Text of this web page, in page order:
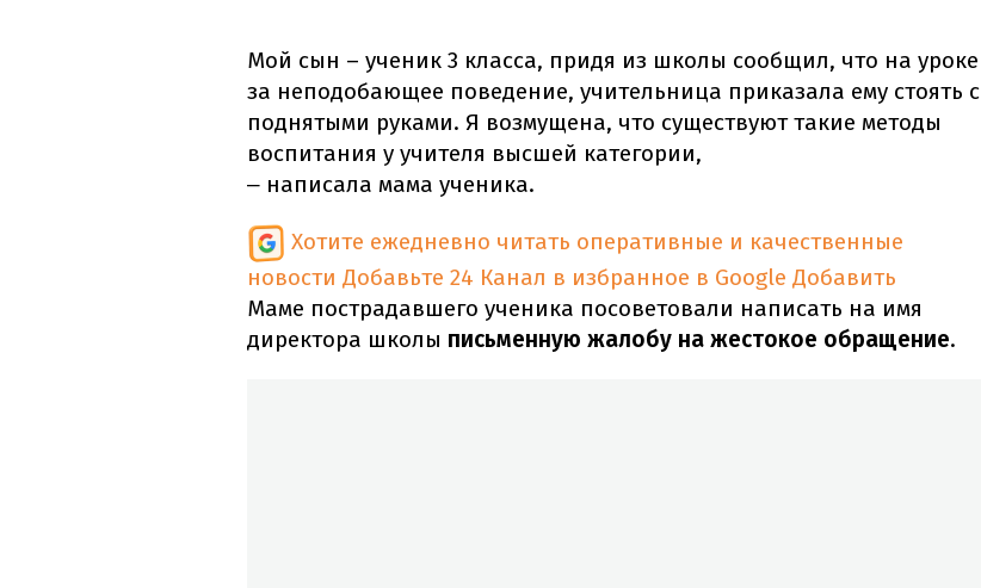
Мой сын – ученик 3 класса, придя из школы сообщил, что на уроке
за неподобающее поведение, учительница приказала ему стоять с
поднятыми руками. Я возмущена, что существуют такие методы
воспитания у учителя высшей категории,
– написала мама ученика.
Хотите ежедневно читать оперативные и качественные
новости Добавьте 24 Канал в избранное в Google Добавить
Маме пострадавшего ученика посоветовали написать на имя
директора школы письменную жалобу на жестокое обращение.